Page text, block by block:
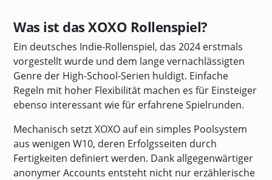
Was ist das XOXO Rollenspiel?
Ein deutsches Indie-Rollenspiel, das 2024 erstmals
vorgestellt wurde und dem lange vernachlässigten
Genre der High-School-Serien huldigt. Einfache
Regeln mit hoher Flexibilität machen es für Einsteiger
ebenso interessant wie für erfahrene Spielrunden.
Mechanisch setzt XOXO auf ein simples Poolsystem
aus wenigen W10, deren Erfolgsseiten durch
Fertigkeiten definiert werden. Dank allgegenwärtiger
anonymer Accounts entsteht nicht nur erzählerische